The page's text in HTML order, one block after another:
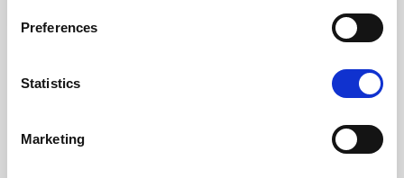
Preferences
Statistics
Marketing